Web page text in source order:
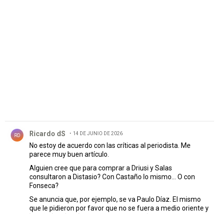
RD Ricardo dS 14 DE JUNIO DE 2026
No estoy de acuerdo con las críticas al periodista. Me
parece muy buen artículo.
Alguien cree que para comprar a Driusi y Salas
consultaron a Distasio? Con Castaño lo mismo... O con
Fonseca?
Se anuncia que, por ejemplo, se va Paulo Díaz. El mismo
que le pidieron por favor que no se fuera a medio oriente y